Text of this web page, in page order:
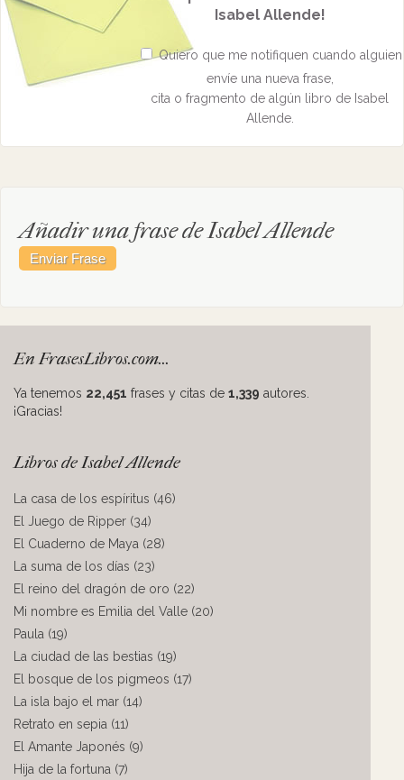
Isabel Allende!
Quiero que me notifiquen cuando alguien
envíe una nueva frase,
cita o fragmento de algún libro de Isabel
Allende.
Añadir una frase de Isabel Allende
En FrasesLibros.com...
Ya tenemos 22,451 frases y citas de 1,339 autores.
¡Gracias!
Libros de Isabel Allende
La casa de los espíritus (46)
El Juego de Ripper (34)
El Cuaderno de Maya (28)
La suma de los días (23)
El reino del dragón de oro (22)
Mi nombre es Emilia del Valle (20)
Paula (19)
La ciudad de las bestias (19)
El bosque de los pigmeos (17)
La isla bajo el mar (14)
Retrato en sepia (11)
El Amante Japonés (9)
Hija de la fortuna (7)